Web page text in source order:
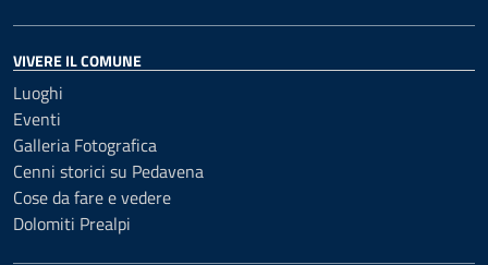
VIVERE IL COMUNE
Luoghi
Eventi
Galleria Fotografica
Cenni storici su Pedavena
Cose da fare e vedere
Dolomiti Prealpi